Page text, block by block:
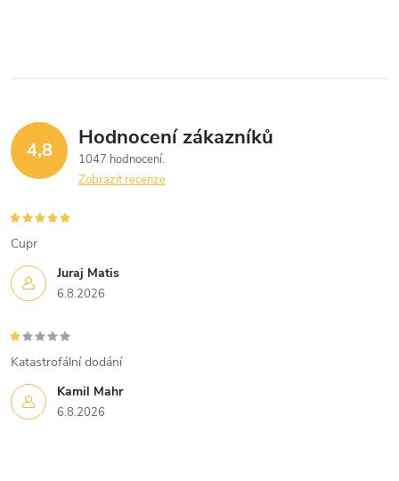
4,8 Hodnocení zákazníků
1047 hodnocení
Zobrazit recenze
Juraj Matis
6.8.2026
Cupr
Kamil Mahr
6.8.2026
Katastrofální dodání